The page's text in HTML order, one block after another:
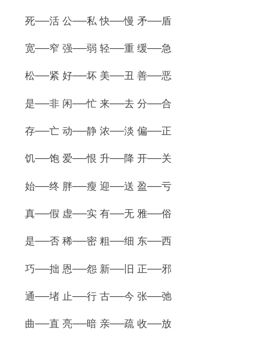
死──活 公──私 快──慢 矛──盾
宽──窄 强──弱 轻──重 缓──急
松──紧 好──坏 美──丑 善──恶
是──非 闲──忙 来──去 分──合
存──亡 动──静 浓──淡 偏──正
饥──饱 爱──恨 升──降 开──关
始──终 胖──瘦 迎──送 盈──亏
真──假 虚──实 有──无 雅──俗
是──否 稀──密 粗──细 东──西
巧──拙 恩──怨 新──旧 正──邪
通──堵 止──行 古──今 张──弛
曲──直 亮──暗 亲──疏 收──放